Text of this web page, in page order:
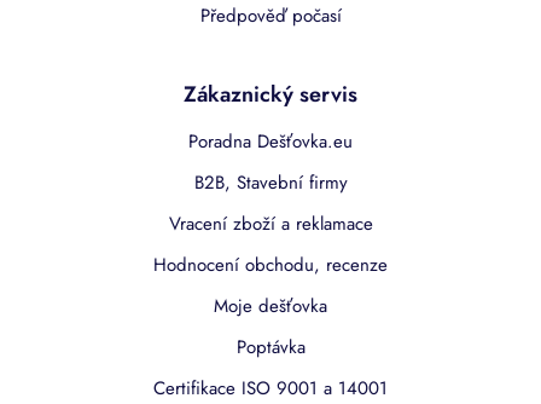
Předpověď počasí
Zákaznický servis
Poradna Dešťovka.eu
B2B, Stavební firmy
Vracení zboží a reklamace
Hodnocení obchodu, recenze
Moje dešťovka
Poptávka
Certifikace ISO 9001 a 14001